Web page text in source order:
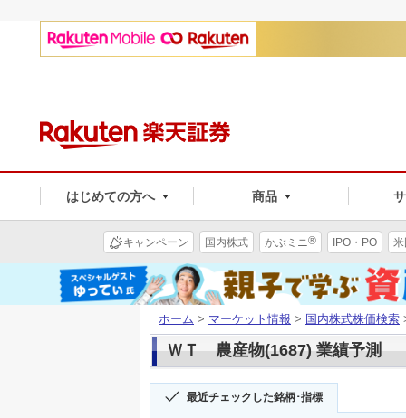
はじめての方へ 商品
キャンペーン 国内株式 かぶミニ® IPO・PO
ホーム > マーケット情報 > 国内株式株価検索
ＷＴ 農産物(1687) 業績予測
最近チェックした銘柄･指標